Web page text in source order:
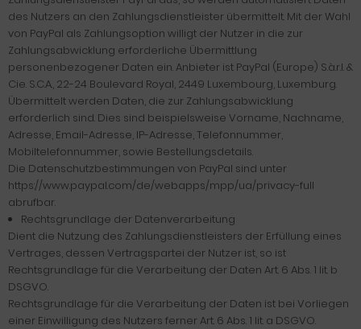
des Nutzers an den Zahlungsdienstleister übermittelt. Mit der Wahl
von PayPal als Zahlungsoption willigt der Nutzer in die zur
Zahlungsabwicklung erforderliche Übermittlung
personenbezogener Daten ein. Anbieter ist PayPal (Europe) S.à.r.l. &
Cie. S.C.A., 22-24 Boulevard Royal, 2449 Luxembourg, Luxemburg.
Übermittelt werden Daten, die zur Zahlungsabwicklung
erforderlich sind. Dies sind beispielsweise Vorname, Nachname,
Adresse, Email-Adresse, IP-Adresse, Telefonnummer,
Mobiltelefonnummer, sowie Bestellungsdetails.
Die Datenschutzbestimmungen von PayPal sind unter
https://www.paypal.com/de/webapps/mpp/ua/privacy-full
abrufbar.
Rechtsgrundlage der Datenverarbeitung
Dient die Nutzung des Zahlungsdienstleisters der Erfüllung eines
Vertrages, dessen Vertragspartei der Nutzer ist, so ist
Rechtsgrundlage für die Verarbeitung der Daten Art. 6 Abs. 1 lit. b
DSGVO.
Rechtsgrundlage für die Verarbeitung der Daten ist bei Vorliegen
einer Einwilligung des Nutzers ferner Art. 6 Abs. 1 lit. a DSGVO.